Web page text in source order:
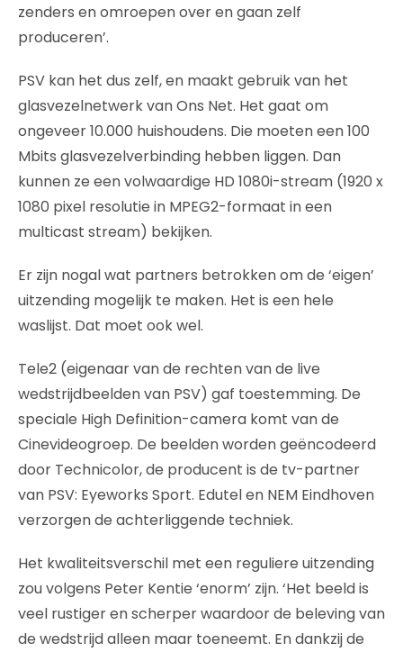
zenders en omroepen over en gaan zelf
produceren’.
PSV kan het dus zelf, en maakt gebruik van het
glasvezelnetwerk van Ons Net. Het gaat om
ongeveer 10.000 huishoudens. Die moeten een 100
Mbits glasvezelverbinding hebben liggen. Dan
kunnen ze een volwaardige HD 1080i-stream (1920 x
1080 pixel resolutie in MPEG2-formaat in een
multicast stream) bekijken.
Er zijn nogal wat partners betrokken om de ‘eigen’
uitzending mogelijk te maken. Het is een hele
waslijst. Dat moet ook wel.
Tele2 (eigenaar van de rechten van de live
wedstrijdbeelden van PSV) gaf toestemming. De
speciale High Definition-camera komt van de
Cinevideogroep. De beelden worden geëncodeerd
door Technicolor, de producent is de tv-partner
van PSV: Eyeworks Sport. Edutel en NEM Eindhoven
verzorgen de achterliggende techniek.
Het kwaliteitsverschil met een reguliere uitzending
zou volgens Peter Kentie ‘enorm’ zijn. ‘Het beeld is
veel rustiger en scherper waardoor de beleving van
de wedstrijd alleen maar toeneemt. En dankzij de